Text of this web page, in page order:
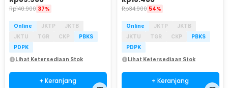
Rp140.900 37%
Online JKTP
JKTB
JKTU
TGR CKP
PBKS
PDPK
Lihat Ketersediaan Stok
+ Keranjang
Rp34.900 54%
Online JKTP
JKTB
JKTU
TGR CKP
PBKS
PDPK
Lihat Ketersediaan Stok
+ Keranjang